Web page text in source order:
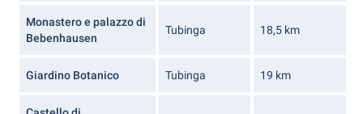
Monastero e palazzo di
Bebenhausen
Tubinga 18,5 km
Giardino Botanico Tubinga 19 km